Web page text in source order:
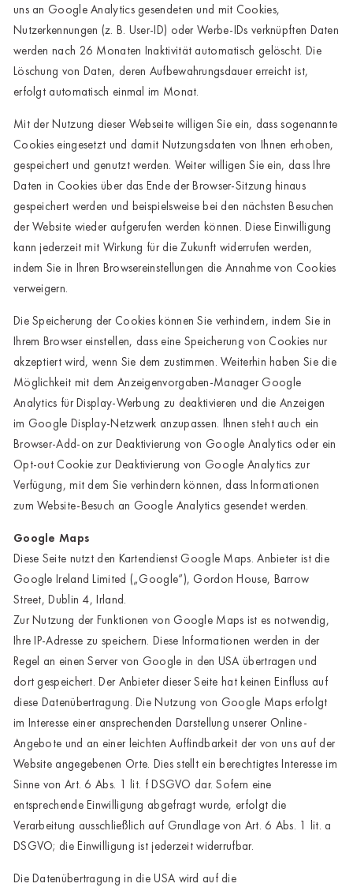
uns an Google Analytics gesendeten und mit Cookies,
Nutzerkennungen (z. B. User-ID) oder Werbe-IDs verknüpften Daten
werden nach 26 Monaten Inaktivität automatisch gelöscht. Die
Löschung von Daten, deren Aufbewahrungsdauer erreicht ist,
erfolgt automatisch einmal im Monat.
Mit der Nutzung dieser Webseite willigen Sie ein, dass sogenannte
Cookies eingesetzt und damit Nutzungsdaten von Ihnen erhoben,
gespeichert und genutzt werden. Weiter willigen Sie ein, dass Ihre
Daten in Cookies über das Ende der Browser-Sitzung hinaus
gespeichert werden und beispielsweise bei den nächsten Besuchen
der Website wieder aufgerufen werden können. Diese Einwilligung
kann jederzeit mit Wirkung für die Zukunft widerrufen werden,
indem Sie in Ihren Browsereinstellungen die Annahme von Cookies
verweigern.
Die Speicherung der Cookies können Sie verhindern, indem Sie in
Ihrem Browser einstellen, dass eine Speicherung von Cookies nur
akzeptiert wird, wenn Sie dem zustimmen. Weiterhin haben Sie die
Möglichkeit mit dem Anzeigenvorgaben-Manager Google
Analytics für Display-Werbung zu deaktivieren und die Anzeigen
im Google Display-Netzwerk anzupassen. Ihnen steht auch ein
Browser-Add-on zur Deaktivierung von Google Analytics oder ein
Opt-out Cookie zur Deaktivierung von Google Analytics zur
Verfügung, mit dem Sie verhindern können, dass Informationen
zum Website-Besuch an Google Analytics gesendet werden.
Google Maps
Diese Seite nutzt den Kartendienst Google Maps. Anbieter ist die
Google Ireland Limited („Google“), Gordon House, Barrow
Street, Dublin 4, Irland.
Zur Nutzung der Funktionen von Google Maps ist es notwendig,
Ihre IP-Adresse zu speichern. Diese Informationen werden in der
Regel an einen Server von Google in den USA übertragen und
dort gespeichert. Der Anbieter dieser Seite hat keinen Einfluss auf
diese Datenübertragung. Die Nutzung von Google Maps erfolgt
im Interesse einer ansprechenden Darstellung unserer Online-
Angebote und an einer leichten Auffindbarkeit der von uns auf der
Website angegebenen Orte. Dies stellt ein berechtigtes Interesse im
Sinne von Art. 6 Abs. 1 lit. f DSGVO dar. Sofern eine
entsprechende Einwilligung abgefragt wurde, erfolgt die
Verarbeitung ausschließlich auf Grundlage von Art. 6 Abs. 1 lit. a
DSGVO; die Einwilligung ist jederzeit widerrufbar.
Die Datenübertragung in die USA wird auf die